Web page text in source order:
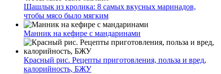
Шашлык из кролика: 8 самых вкусных маринадов,
чтобы мясо было мягким
Манник на кефире с мандаринами
Красный рис. Рецепты приготовления, польза и вред,
калорийность, БЖУ